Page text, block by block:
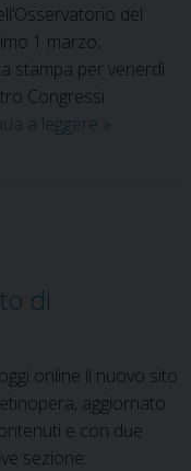
del
1 marzo,
stampa per venerdì
Congressi
a leggere »
di
online il nuovo sito
aggiornato
e con due
sezione: